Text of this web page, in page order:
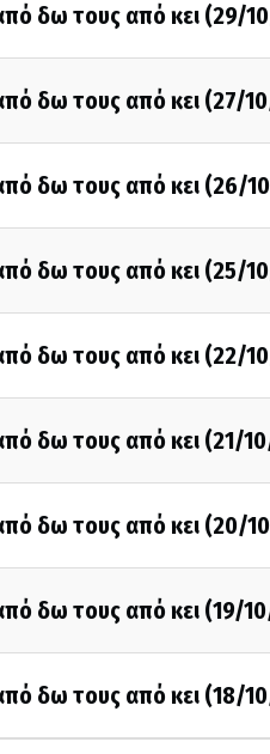
δω τους από κει (29/
δω τους από κει (27/
δω τους από κει (26/
δω τους από κει (25/
δω τους από κει (22/
δω τους από κει (21/
δω τους από κει (20/
δω τους από κει (19/
δω τους από κει (18/